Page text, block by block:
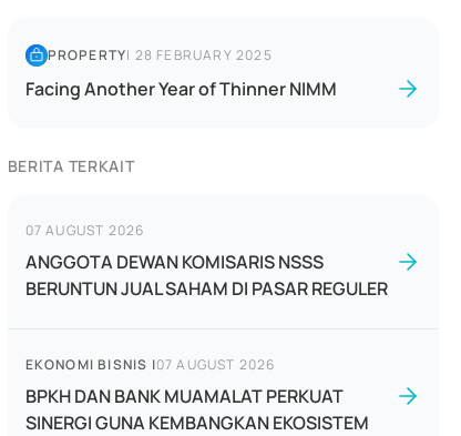
PROPERTY| 28 FEBRUARY 2025
Facing Another Year of Thinner NIMM
BERITA TERKAIT
07 AUGUST 2026
ANGGOTA DEWAN KOMISARIS NSSS
BERUNTUN JUAL SAHAM DI PASAR REGULER
EKONOMI BISNIS |07 AUGUST 2026
BPKH DAN BANK MUAMALAT PERKUAT
SINERGI GUNA KEMBANGKAN EKOSISTEM